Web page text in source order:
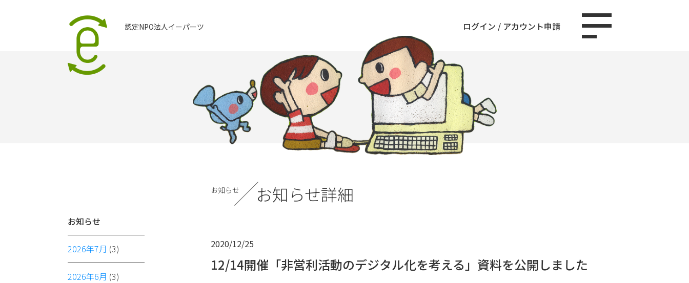
認定NPO法人イーパーツ ログイン / アカウント申請
お知らせ
2026年7月 (3)
2026年6月 (3)
お知らせ お知らせ詳細
2020/12/25
12/14開催「非営利活動のデジタル化を考える」資料を公開しました